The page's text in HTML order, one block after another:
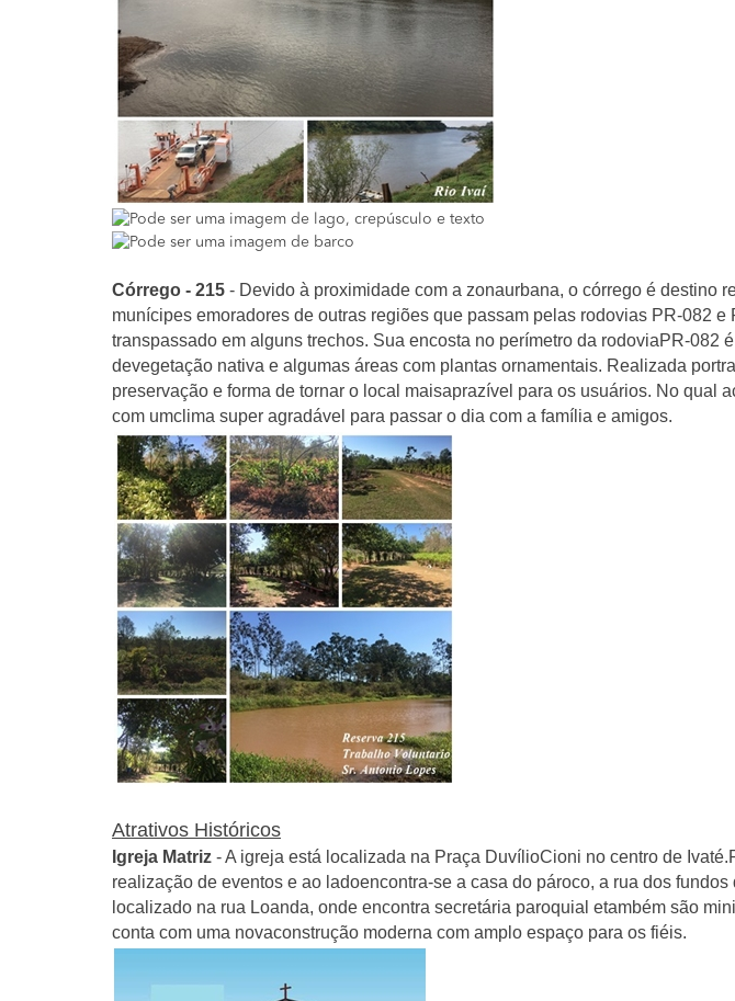
Córrego - 215 - Devido à proximidade com a zonaurbana, o córrego é destino
munícipes emoradores de outras regiões que passam pelas rodovias PR-082 e
transpassado em alguns trechos. Sua encosta no perímetro da rodoviaPR-082
devegetação nativa e algumas áreas com plantas ornamentais. Realizada
preservação e forma de tornar o local maisaprazível para os usuários. No qual
com umclima super agradável para passar o dia com a família e amigos.
Atrativos Históricos
Igreja Matriz -A igreja está localizada na Praça DuvílioCioni no centro de
realização de eventos e ao ladoencontra-se a casa do pároco, a rua dos
localizado na rua Loanda, onde encontra secretária paroquial etambém são
conta com uma novaconstrução moderna com amplo espaço para os fiéis.